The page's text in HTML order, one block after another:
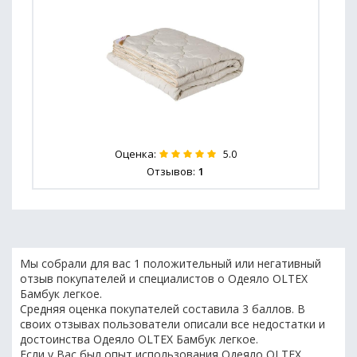
Оценка: 5.0
Отзывов: 1
Мы собрали для вас 1 положительный или негативный
отзыв покупателей и специалистов о Одеяло OLTEX
Бамбук легкое.
Средняя оценка покупателей составила 3 баллов. В
своих отзывах пользователи описали все недостатки и
достоинства Одеяло OLTEX Бамбук легкое.